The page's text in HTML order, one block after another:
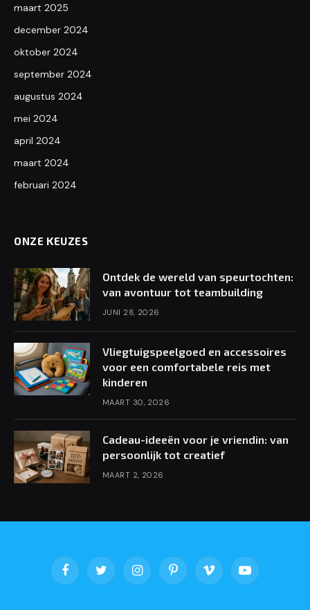
maart 2025
december 2024
oktober 2024
september 2024
augustus 2024
mei 2024
april 2024
maart 2024
februari 2024
ONZE KEUZES
Ontdek de wereld van speurtochten:
van avontuur tot teambuilding
JUNI 28, 2026
Vliegtuigspeelgoed en accessoires
voor een comfortabele reis met
kinderen
MAART 30, 2026
Cadeau-ideeën voor je vriendin: van
persoonlijk tot creatief
MAART 2, 2026
FacebookTwitter InstagramPinterestVimeo YouTube